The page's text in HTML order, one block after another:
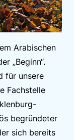
Arabischen
„Beginn“.
für unsere
Fachstelle
begründeter
sich bereits